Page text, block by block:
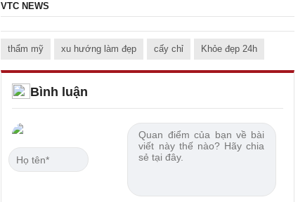
VTC NEWS
thẩm mỹ xu hướng làm đẹp cấy chỉ Khỏe đẹp 24h
Bình luận